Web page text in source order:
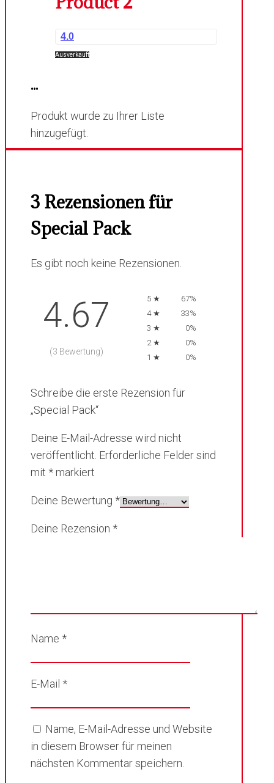
4.0
Ausverkauft
...
Produkt wurde zu Ihrer Liste
hinzugefügt.
3 Rezensionen für
Special Pack
Es gibt noch keine Rezensionen.
4.67
(3 Bewertung)
5 ★
67%
4 ★
33%
3 ★
0%
2 ★
0%
1 ★
0%
Schreibe die erste Rezension für
„Special Pack“
Deine E-Mail-Adresse wird nicht
veröffentlicht. Erforderliche Felder sind
mit * markiert
Deine Bewertung *
Deine Rezension *
Name *
E-Mail *
Name, E-Mail-Adresse und Website
in diesem Browser für meinen
nächsten Kommentar speichern.